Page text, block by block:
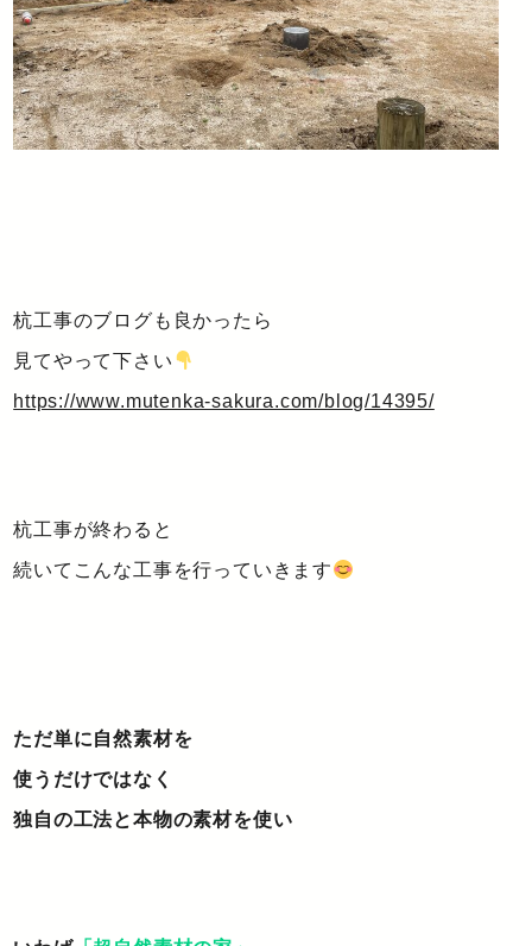
杭工事のブログも良かったら
見てやって下さい
https://www.mutenka-sakura.com/blog/14395/
杭工事が終わると
続いてこんな工事を行っていきます
ただ単に自然素材を
使うだけではなく
独自の工法と本物の素材を使い